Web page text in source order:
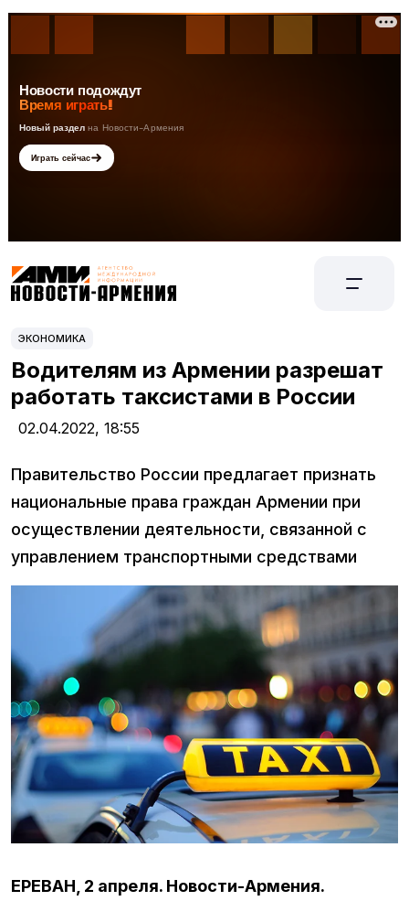
ЭКОНОМИКА
Водителям из Армении разрешат
работать таксистами в России
02.04.2022, 18:55
Правительство России предлагает признать
национальные права граждан Армении при
осуществлении деятельности, связанной с
управлением транспортными средствами
ЕРЕВАН, 2 апреля. Новости-Армения.